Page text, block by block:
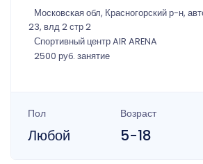
Московская обл, Красногорский р-н,
23, влд 2 стр 2
Спортивный центр AIR ARENA
2500 руб. занятие
Пол
Любой
Возраст
5-18